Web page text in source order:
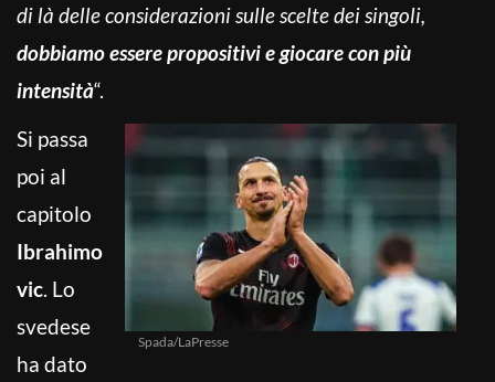
di là delle considerazioni sulle scelte dei singoli,
dobbiamo essere propositivi e giocare con più
intensità“.
Spada/LaPresse
Si passa
poi al
capitolo
Ibrahimo
vic. Lo
svedese
ha dato